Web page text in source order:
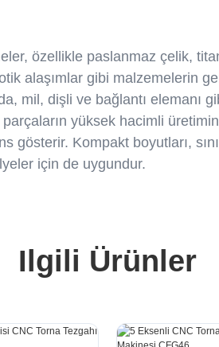
özellikle paslanmaz çelik,
alaşımlar gibi malzemelerin
mil, dişli ve bağlantı elemanı
parçaların yüksek hacimli
gösterir. Kompakt boyutları,
için de uygundur.
Ilgili Ürünler